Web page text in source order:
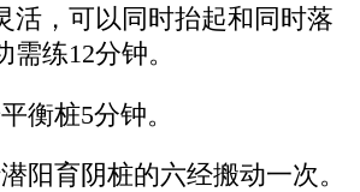
活，可以同时抬起和同时落
练12分钟。
衡桩5分钟。
阳育阴桩的六经搬动一次。